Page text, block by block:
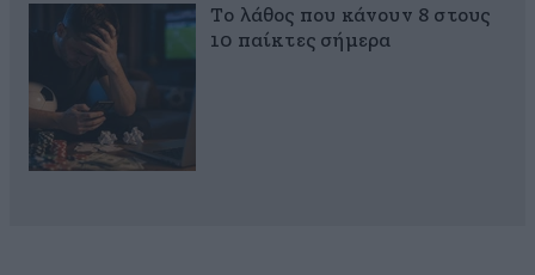
Το λάθος που κάνουν 8 στους
10 παίκτες σήμερα